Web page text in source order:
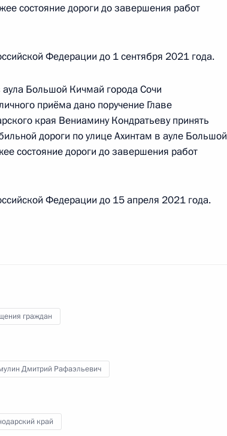
области – Кузбасса, проведённого
Контрольного управления Президента
в Приёмной Президента Российской
17 февраля 2022 года
по итогам личного приёма в режиме видео-
Федерации начальником Управления
работе с обращениями граждан
состояние дороги до завершения работ
Федерации до 1 сентября 2021 года.
Большой Кичмай города Сочи
приёма дано поручение Главе
края Вениамину Кондратьеву принять
дороги по улице Ахинтам в ауле Большой
состояние дороги до завершения работ
Федерации до 15 апреля 2021 года.
граждан
Дмитрий Рафаэльевич
край